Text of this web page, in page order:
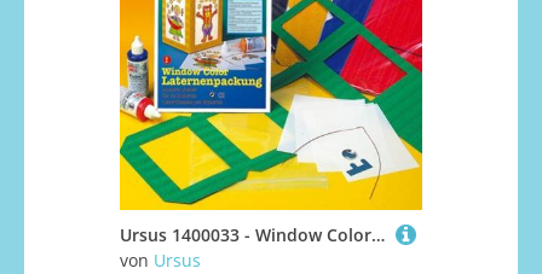
Ursus 1400033 - Window Color Laternenpackung blau viereckig, Laternenbastelset, Sankt Martin Laternen Martinslaternen basteln
von Ursus